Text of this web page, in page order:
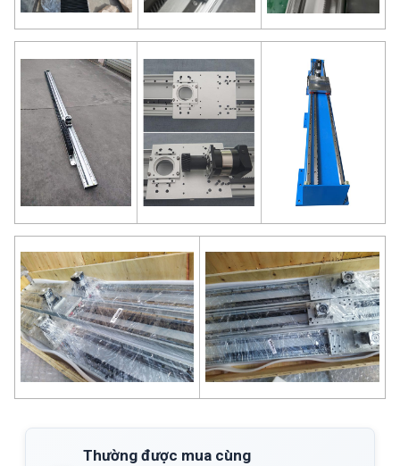
Thường được mua cùng